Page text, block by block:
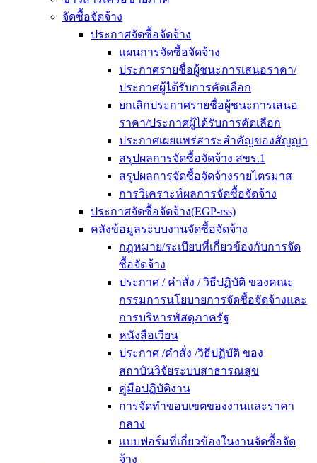
จัดซื้อจัดจ้าง
ประกาศจัดซื้อจัดจ้าง
แผนการจัดซื้อจัดจ้าง
ประกาศรายชื่อผู้ชนะการเสนอราคา/
ประกาศผู้ได้รับการคัดเลือก
ยกเลิกประกาศรายชื่อผู้ชนะการเสนอ
ราคา/ประกาศผู้ได้รับการคัดเลือก
ประกาศเผยแพร่สาระสำคัญของสัญญา
สรุปผลการจัดซื้อจัดจ้าง สขร.1
สรุปผลการจัดซื้อจัดจ้างรายไตรมาส
การวิเคราะห์ผลการจัดซื้อจัดจ้าง
ประกาศจัดซื้อจัดจ้าง(EGP-rss)
คลังข้อมูลระบบงานจัดซื้อจัดจ้าง
กฎหมาย/ระเบียบที่เกี่ยวข้องกับการจัด
ซื้อจัดจ้าง
ประกาศ / คำสั่ง / วิธีปฏิบัติ ของคณะ
กรรมการนโยบายการจัดซื้อจัดจ้างและ
การบริหารพัสดุภาครัฐ
หนังสือเวียน
ประกาศ /คำสั่ง /วิธีปฏิบัติ ของ
สถาบันวิจัยระบบสาธารณสุข
คู่มือปฏิบัติงาน
การจัดทำขอบเขตของงานและราคา
กลาง
แบบฟอร์มที่เกี่ยวข้องในงานจัดซื้อจัด
จ้าง